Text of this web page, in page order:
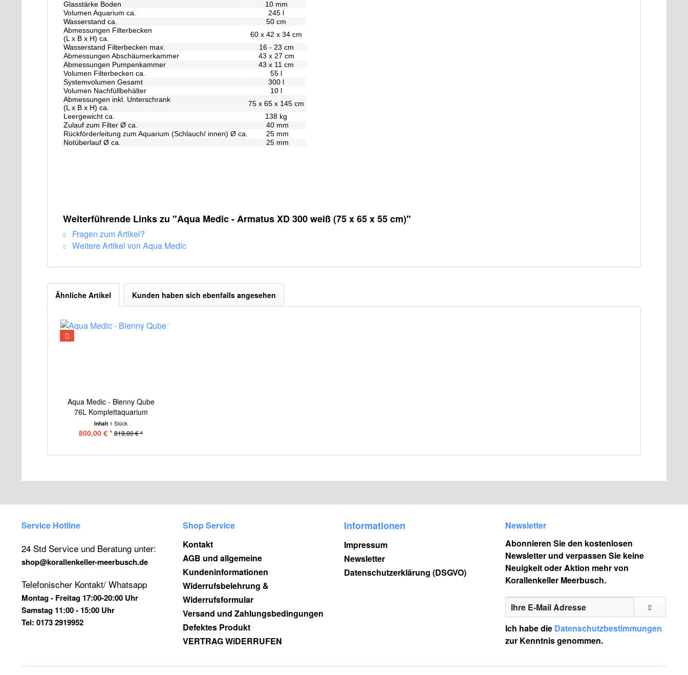
Glasstärke Boden
10 mm
Volumen Aquarium ca.
245 l
Wasserstand ca.
50 cm
Abmessungen Filterbecken
(L x B x H) ca.
60 x 42 x 34 cm
Wasserstand Filterbecken max.
16 - 23 cm
Abmessungen Abschäumerkammer
43 x 27 cm
Abmessungen Pumpenkammer
43 x 11 cm
Volumen Filterbecken ca.
55 l
Systemvolumen Gesamt
300 l
Volumen Nachfüllbehälter
10 l
Abmessungen inkl. Unterschrank
(L x B x H) ca.
75 x 65 x 145 cm
Leergewicht ca.
138 kg
Zulauf zum Filter Ø ca.
40 mm
Rückförderleitung zum Aquarium (Schlauch/ innen) Ø ca.
25 mm
Notüberlauf Ø ca.
25 mm
Weiterführende Links zu "Aqua Medic - Armatus XD 300 weiß (75 x 65 x 55 cm)"
Fragen zum Artikel?
Weitere Artikel von Aqua Medic
Ähnliche Artikel Kunden haben sich ebenfalls angesehen
Aqua Medic - Blenny Qube
76L Komplettaquarium
Inhalt 1 Stück
800,00 € * 819,00 € *
Service Hotline
24 Std Service und Beratung unter:
shop@korallenkeller-meerbusch.de
Telefonischer Kontakt/ Whatsapp
Montag - Freitag 17:00-20:00 Uhr
Samstag 11:00 - 15:00 Uhr
Tel: 0173 2919952
Shop Service
Kontakt
AGB und allgemeine
Kundeninformationen
Widerrufsbelehrung &
Widerrufsformular
Versand und Zahlungsbedingungen
Defektes Produkt
VERTRAG WiDERRUFEN
Informationen
Impressum
Newsletter
Datenschutzerklärung (DSGVO)
Newsletter
Abonnieren Sie den kostenlosen
Newsletter und verpassen Sie keine
Neuigkeit oder Aktion mehr von
Korallenkeller Meerbusch.
Ich habe die Datenschutzbestimmungen
zur Kenntnis genommen.